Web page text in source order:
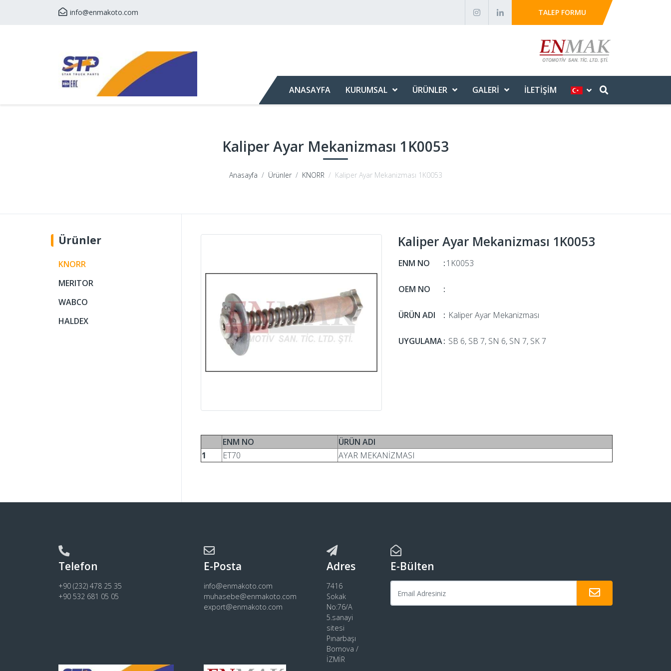
info@enmakoto.com TALEP FORMU
ANASAYFA KURUMSAL ÜRÜNLER GALERI İLETIŞIM
Kaliper Ayar Mekanizması 1K0053
Anasayfa Ürünler KNORR Kaliper Ayar Mekanizması 1K0053
Ürünler
KNORR
MERITOR
WABCO
HALDEX
Kaliper Ayar Mekanizması 1K0053
ENM NO :1K0053
OEM NO :
ÜRÜN ADI : Kaliper Ayar Mekanizması
UYGULAMA: SB 6, SB 7, SN 6, SN 7, SK 7
ENM NO
ÜRÜN ADI
1
ET70 AYAR MEKANİZMASI
Telefon
+90 (232) 478 25 35
+90 532 681 05 05
E-Posta
info@enmakoto.com
muhasebe@enmakoto.com
export@enmakoto.com
Adres
7416
Sokak
No:76/A
5.sanayi
sitesi
Pınarbaşı
Bornova /
İZMİR
E-Bülten